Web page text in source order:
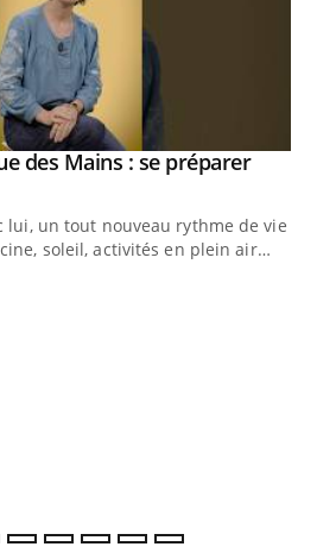
des Mains : se préparer
un tout nouveau rythme de vie !
soleil, activités en plein air…